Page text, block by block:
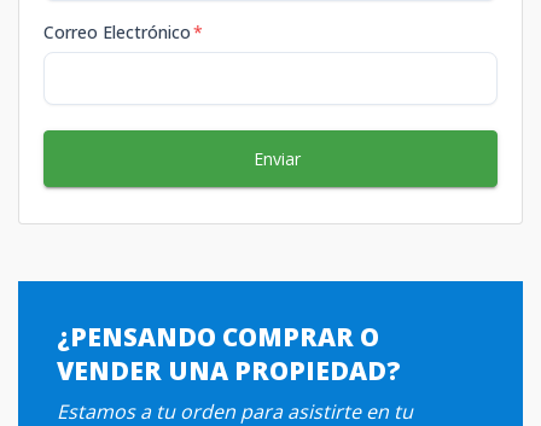
Correo Electrónico*
Enviar
¿PENSANDO COMPRAR O
VENDER UNA PROPIEDAD?
Estamos a tu orden para asistirte en tu